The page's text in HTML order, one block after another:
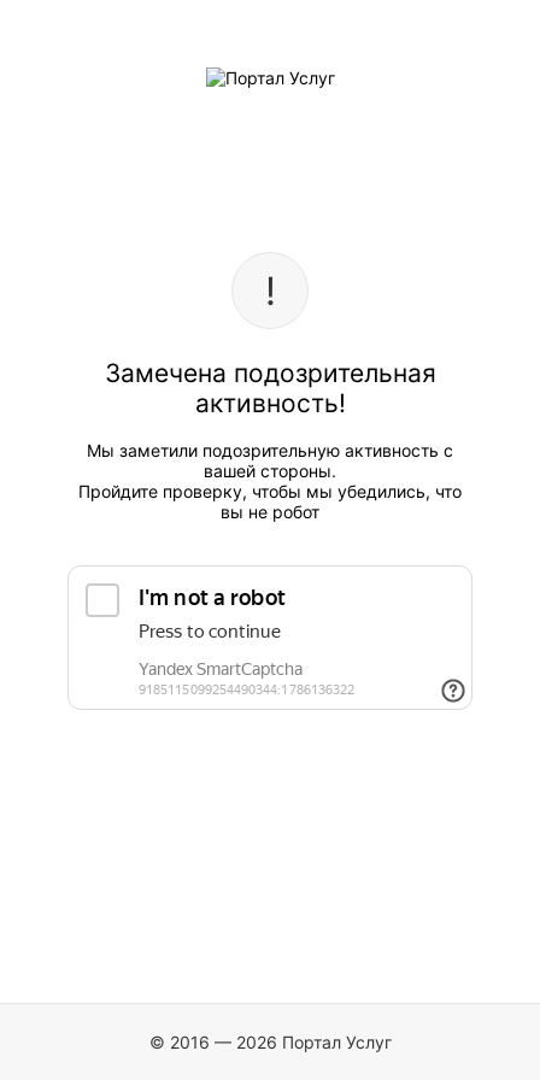
Замечена подозрительная
активность!
Мы заметили подозрительную активность с
вашей стороны.
Пройдите проверку, чтобы мы убедились, что
вы не робот
© 2016 — 2026 Портал Услуг